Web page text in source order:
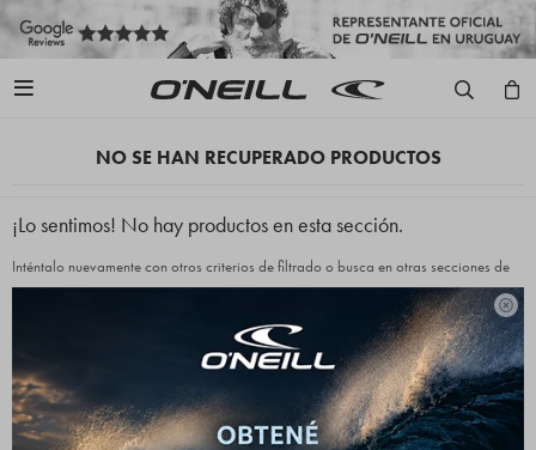


NO SE HAN RECUPERADO PRODUCTOS
¡Lo sentimos! No hay productos en esta sección.
Inténtalo nuevamente con otros criterios de filtrado o busca en otras secciones de
Filtrando por: Género:Mujer
Quitar filtros